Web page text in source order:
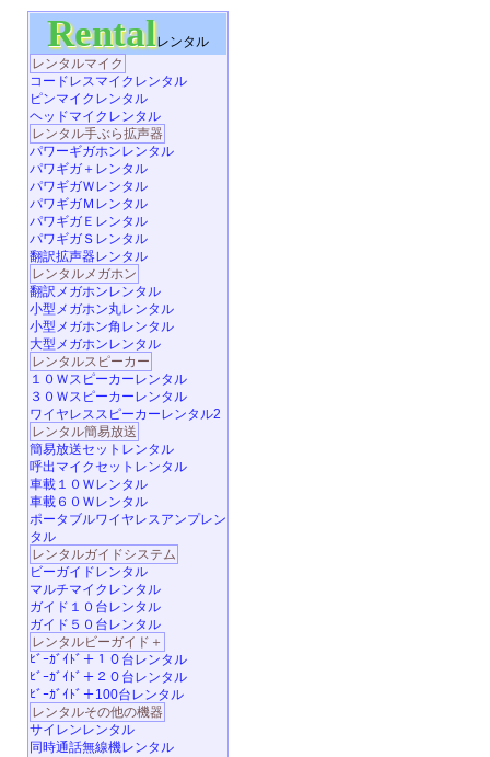
Rentalレンタル
レンタルマイク
コードレスマイクレンタル
ピンマイクレンタル
ヘッドマイクレンタル
レンタル手ぶら拡声器
パワーギガホンレンタル
パワギガ＋レンタル
パワギガＷレンタル
パワギガＭレンタル
パワギガＥレンタル
パワギガＳレンタル
翻訳拡声器レンタル
レンタルメガホン
翻訳メガホンレンタル
小型メガホン丸レンタル
小型メガホン角レンタル
大型メガホンレンタル
レンタルスピーカー
１０Ｗスピーカーレンタル
３０Ｗスピーカーレンタル
ワイヤレススピーカーレンタル2
レンタル簡易放送
簡易放送セットレンタル
呼出マイクセットレンタル
車載１０Ｗレンタル
車載６０Ｗレンタル
ポータブルワイヤレスアンプレン
タル
レンタルガイドシステム
ビーガイドレンタル
マルチマイクレンタル
ガイド１０台レンタル
ガイド５０台レンタル
レンタルビーガイド＋
ﾋﾞｰｶﾞｲﾄﾞ＋１０台レンタル
ﾋﾞｰｶﾞｲﾄﾞ＋２０台レンタル
ﾋﾞｰｶﾞｲﾄﾞ＋100台レンタル
レンタルその他の機器
サイレンレンタル
同時通話無線機レンタル